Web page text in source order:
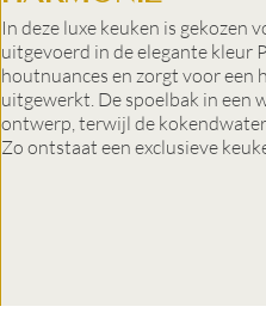
In deze luxe keuken is
uitgevoerd in de elegante kleur
houtnuances en zorgt voor een
uitgewerkt. De spoelbak in een
ontwerp, terwijl de
Zo ontstaat een exclusieve